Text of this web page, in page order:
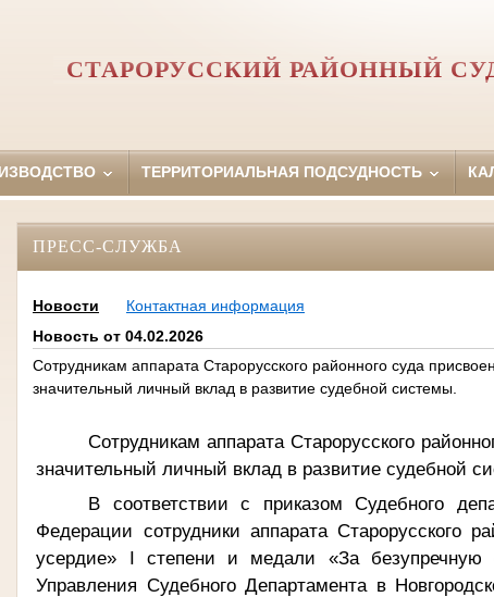
СТАРОРУССКИЙ РАЙОННЫЙ
ТЕРРИТОРИАЛЬНАЯ ПОДСУДНОСТЬ
ПРЕСС-СЛУЖБА
Новости
Контактная информация
Новость от 04.02.2026
Сотрудникам аппарата Старорусского районного суда
значительный личный вклад в развитие судебной системы.
Сотрудникам аппарата Старорусского
значительный личный вклад в развитие судебной
В соответствии с приказом Судебного
Федерации сотрудники аппарата Старорусского
усердие» I степени и медали «За
Управления Судебного Департамента в